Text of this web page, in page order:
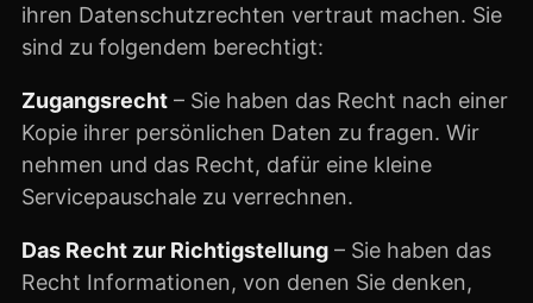
ihren Datenschutzrechten vertraut machen. Sie
sind zu folgendem berechtigt:
Zugangsrecht – Sie haben das Recht nach einer
Kopie ihrer persönlichen Daten zu fragen. Wir
nehmen und das Recht, dafür eine kleine
Servicepauschale zu verrechnen.
Das Recht zur Richtigstellung – Sie haben das
Recht Informationen, von denen Sie denken,